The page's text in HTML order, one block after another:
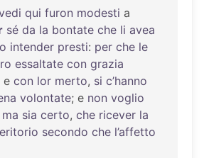
qui furon modesti a
sé da la bontate che li avea
intender presti: per che le
essaltate con grazia
e con lor merto, si c’hanno
volontate; e non voglio
ma sia certo, che ricever la
secondo che l’affetto